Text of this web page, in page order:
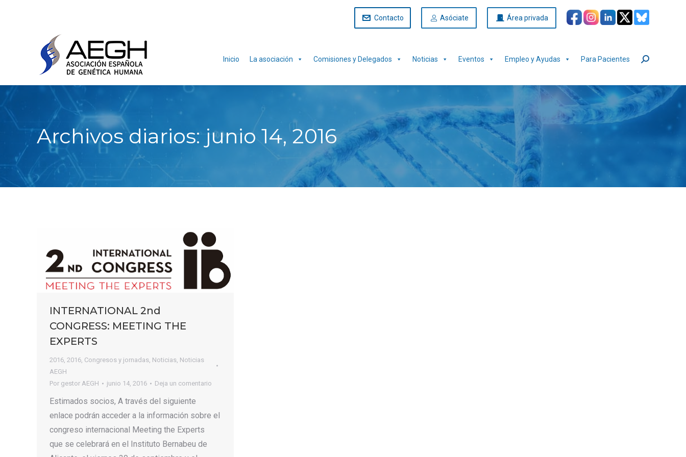
Contacto Asóciate Área privada
Inicio La asociación Comisiones y Delegados Noticias Eventos Empleo y Ayudas Para Pacientes Buscar:
Archivos diarios: junio 14, 2016
INTERNATIONAL 2nd
CONGRESS: MEETING THE
EXPERTS
2016, 2016, Congresos y jornadas, Noticias, Noticias
AEGH
Por gestor AEGH junio 14, 2016 Deja un comentario
Estimados socios, A través del siguiente
enlace podrán acceder a la información sobre el
congreso internacional Meeting the Experts
que se celebrará en el Instituto Bernabeu de